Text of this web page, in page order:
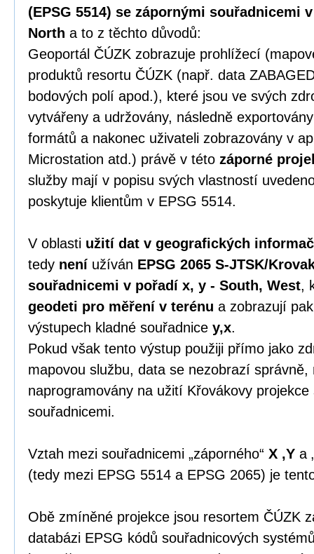
(EPSG 5514) se zápornými souřadnicemi
North a to z těchto důvodů:
Geoportál ČÚZK zobrazuje prohlížecí
produktů resortu ČÚZK (např. data
bodových polí apod.), které jsou ve svých
vytvářeny a udržovány, následně
formátů a nakonec uživateli zobrazovány v
Microstation atd.) právě v této záporné
služby mají v popisu svých vlastností
poskytuje klientům v EPSG 5514.
V oblasti užití dat v geografických
tedy není užíván EPSG 2065 S-JTSK/
souřadnicemi v pořadí x, y - South, West,
geodeti pro měření v terénu a zobrazují
výstupech kladné souřadnice y,x.
Pokud však tento výstup použiji přímo jako
mapovou službu, data se nezobrazí
naprogramovány na užití Křovákovy projekce
souřadnicemi.
Vztah mezi souřadnicemi „záporného“ X ,Y a
(tedy mezi EPSG 5514 a EPSG 2065) je
Obě zmíněné projekce jsou resortem ČÚZK
databázi EPSG kódů souřadnicových